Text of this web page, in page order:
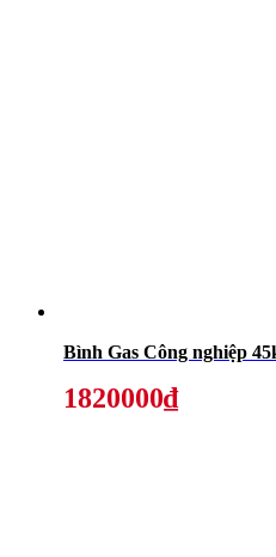
Bình Gas Công nghiệp
1820000₫